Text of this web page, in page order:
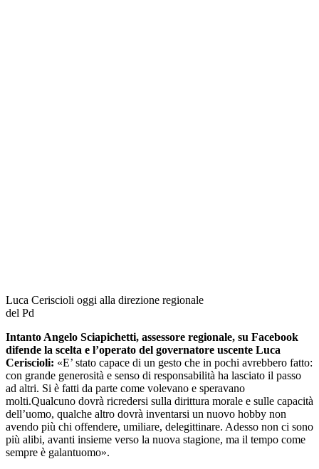
Luca Ceriscioli oggi alla direzione regionale
del Pd
Intanto Angelo Sciapichetti, assessore regionale, su Facebook
difende la scelta e l’operato del governatore uscente Luca
Ceriscioli: «E’ stato capace di un gesto che in pochi avrebbero fatto:
con grande generosità e senso di responsabilità ha lasciato il passo
ad altri. Si è fatti da parte come volevano e speravano
molti.Qualcuno dovrà ricredersi sulla dirittura morale e sulle capacità
dell’uomo, qualche altro dovrà inventarsi un nuovo hobby non
avendo più chi offendere, umiliare, delegittinare. Adesso non ci sono
più alibi, avanti insieme verso la nuova stagione, ma il tempo come
sempre è galantuomo».